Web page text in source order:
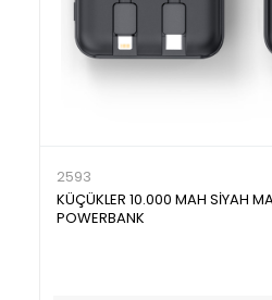
2593
KÜÇÜKLER 10.000 MAH SİYAH
POWERBANK